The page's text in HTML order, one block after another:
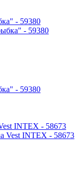
- 59380
- 59380
INTEX - 58673